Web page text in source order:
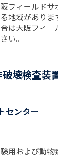
フィールドサ
地域がありま
は大阪フィ
い。
壊検査装
センター
用および動物